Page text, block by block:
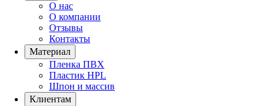
О нас
О компании
Отзывы
Контакты
Материал
Пленка ПВХ
Пластик HPL
Шпон и массив
Клиентам